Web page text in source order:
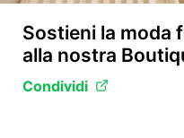
Sostieni la moda
alla nostra
Condividi